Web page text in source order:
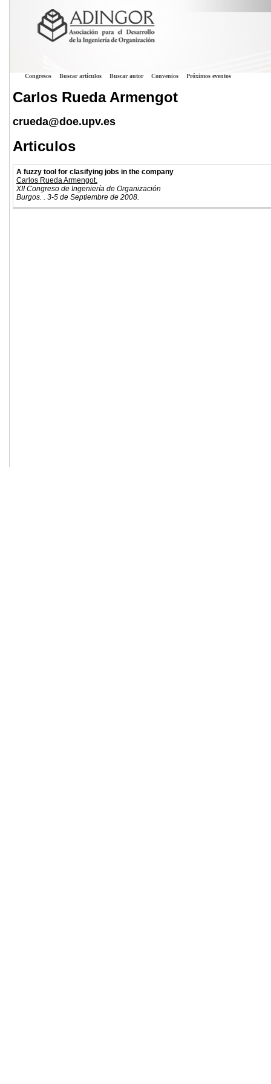
Congresos Buscar artículos Buscar autor Convenios Próximos eventos
Carlos Rueda Armengot
crueda@doe.upv.es
Articulos
A fuzzy tool for clasifying jobs in the company
Carlos Rueda Armengot.
XII Congreso de Ingeniería de Organización
Burgos. . 3-5 de Septiembre de 2008.